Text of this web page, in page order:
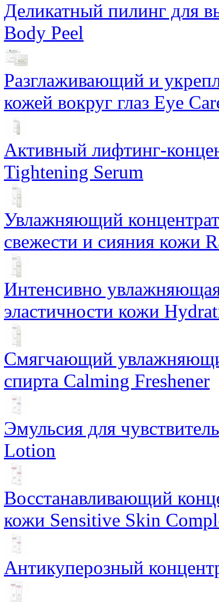
Деликатный пилинг для
Body Peel
Разглаживающий и
кожей вокруг глаз Eye
Активный лифтинг-
Tightening Serum
Увлажняющий
свежести и сияния кожи
Интенсивно
эластичности кожи
Смягчающий
спирта Calming Freshener
Эмульсия для
Lotion
Восстанавливающий
кожи Sensitive Skin
Антикуперозный